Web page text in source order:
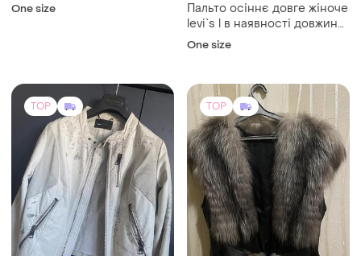
One size
Пальто осіннє довге жіноче
levi`s l в наявності довжина
116 см пог 66 см
One size
TOP TOP